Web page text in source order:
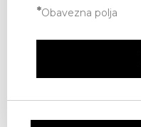
*Obavezna polja